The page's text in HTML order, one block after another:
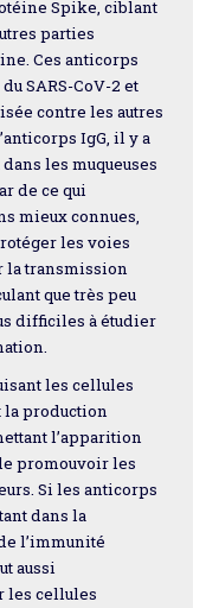
Spike, ciblant
parties
Ces anticorps
SARS-CoV-2 et
contre les autres
IgG, il y a
les muqueuses
de ce qui
mieux connues,
les voies
la transmission
que très peu
difficiles à étudier
les cellules
production
l’apparition
promouvoir les
Si les anticorps
dans la
l’immunité
aussi
les cellules